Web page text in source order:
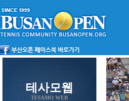
테사모웹
TESAMO WEB